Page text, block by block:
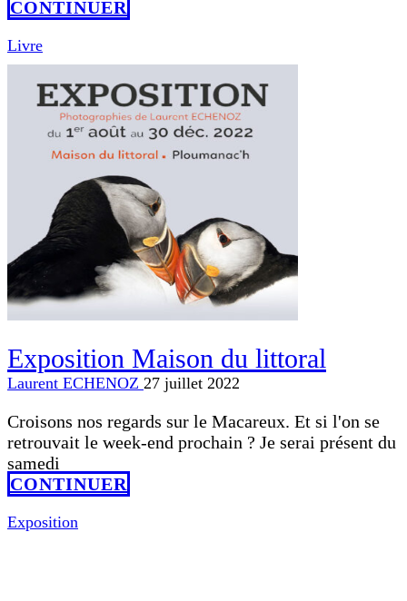
CONTINUER
Livre
Exposition Maison du littoral
Laurent ECHENOZ 27 juillet 2022
Croisons nos regards sur le Macareux. Et si l'on se
retrouvait le week-end prochain ? Je serai présent du
samedi
CONTINUER
Exposition